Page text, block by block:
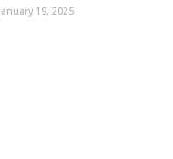
January 19, 2025